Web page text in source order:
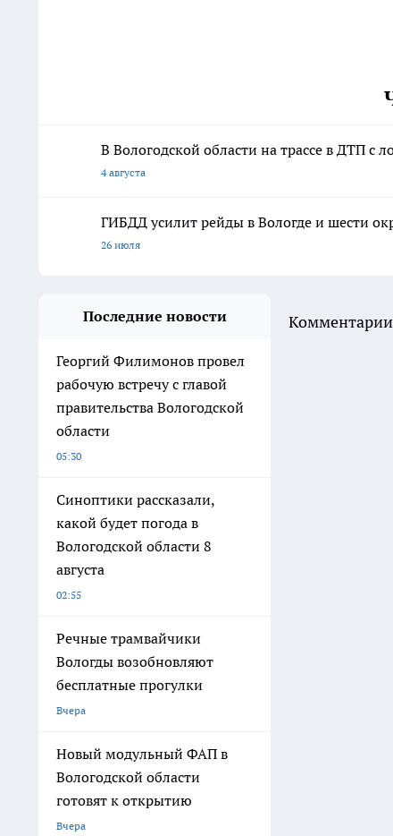
В Вологодской области на трассе в ДТП с
4 августа
ГИБДД усилит рейды в Вологде и шести
26 июля
Последние новости
Георгий Филимонов провел
рабочую встречу с главой
правительства Вологодской
области
05:30
Синоптики рассказали,
какой будет погода в
Вологодской области 8
августа
02:55
Речные трамвайчики
Вологды возобновляют
бесплатные прогулки
Вчера
Новый модульный ФАП в
Вологодской области
готовят к открытию
Вчера